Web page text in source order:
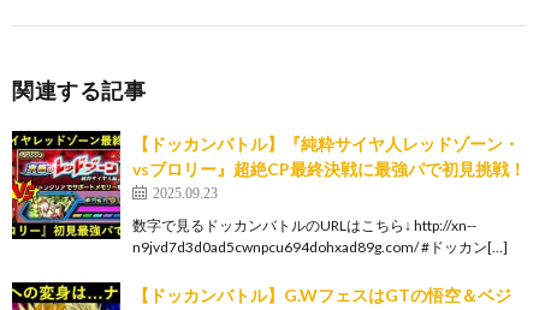
関連する記事
【ドッカンバトル】『純粋サイヤ人レッドゾーン・
vsブロリー』超絶CP最終決戦に最強パで初見挑戦！
2025.09.23
数字で見るドッカンバトルのURLはこちら↓ http://xn--
n9jvd7d3d0ad5cwnpcu694dohxad89g.com/ #ドッカン[…]
【ドッカンバトル】G.WフェスはGTの悟空＆ベジ